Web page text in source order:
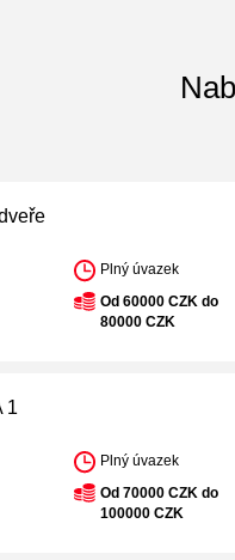
Plný úvazek
Od 60000 CZK do
80000 CZK
1
Plný úvazek
Od 70000 CZK do
100000 CZK